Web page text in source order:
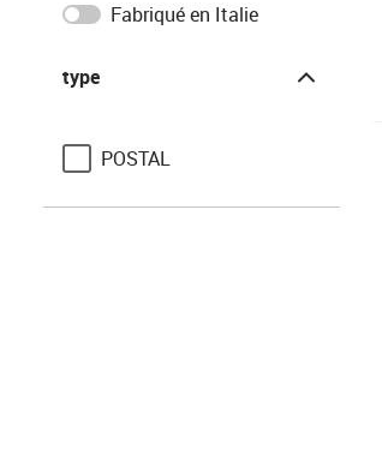
Fabriqué en Italie
type
POSTAL